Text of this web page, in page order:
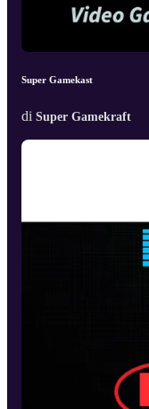
Super Gamekast
di Super Gamekraft